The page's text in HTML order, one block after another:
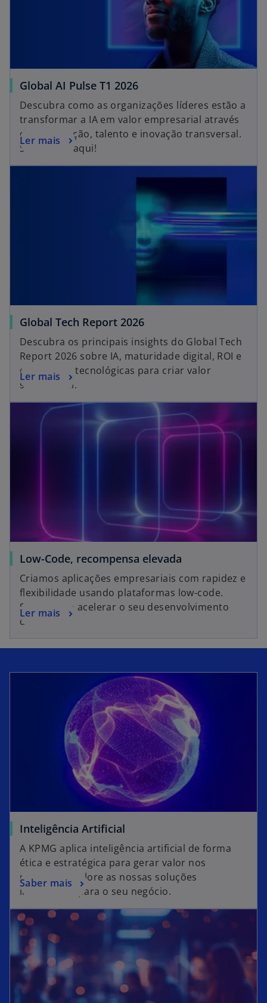
Global AI Pulse T1 2026
Descubra como as organizações líderes estão a
transformar a IA em valor empresarial através
de governação, talento e inovação transversal.
Saiba mais aqui!
Ler mais
Global Tech Report 2026
Descubra os principais insights do Global Tech
Report 2026 sobre IA, maturidade digital, ROI e
estratégias tecnológicas para criar valor
sustentável.
Ler mais
Low-Code, recompensa elevada
Criamos aplicações empresariais com rapidez e
flexibilidade usando plataformas low-code.
Saiba como acelerar o seu desenvolvimento
digital.
Ler mais
Inteligência Artificial
A KPMG aplica inteligência artificial de forma
ética e estratégica para gerar valor nos
negócios. Explore as nossas soluções
inteligentes para o seu negócio.
Saber mais